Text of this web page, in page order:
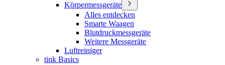
Körpermessgeräte
Alles entdecken
Smarte Waagen
Blutdruckmessgeräte
Weitere Messgeräte
Luftreiniger
tink Basics